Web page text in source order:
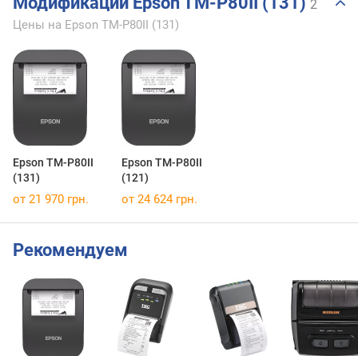
2
Цены на Epson TM-P80II (131)
Epson TM-P80II
(131)
Epson TM-P80II
(121)
от 21 970 грн. от 24 624 грн.
Рекомендуем